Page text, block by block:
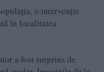
o intervenție
în localitatea
a fost surprins de